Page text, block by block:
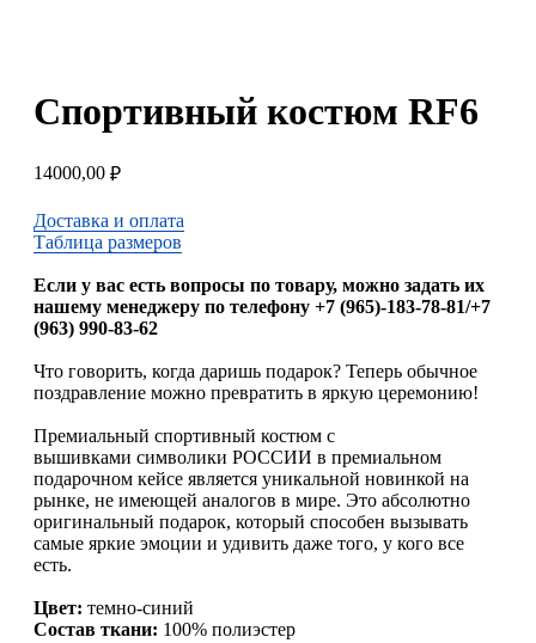
Спортивный костюм RF6
14000,00 ₽
Доставка и оплата
Таблица размеров
Если у вас есть вопросы по товару, можно задать их
нашему менеджеру по телефону +7 (965)-183-78-81/+7
(963) 990-83-62
Что говорить, когда даришь подарок? Теперь обычное
поздравление можно превратить в яркую церемонию!
Премиальный спортивный костюм с
вышивками символики РОССИИ в премиальном
подарочном кейсе является уникальной новинкой на
рынке, не имеющей аналогов в мире. Это абсолютно
оригинальный подарок, который способен вызывать
самые яркие эмоции и удивить даже того, у кого все
есть.
Цвет: темно-синий
Состав ткани: 100% полиэстер